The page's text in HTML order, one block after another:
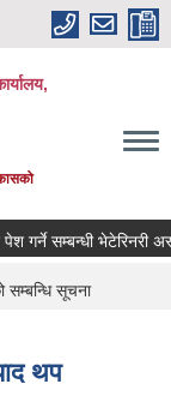
गर्ने सम्बन्धी भेटेरिनरी
सम्बन्धि सूचना
थप